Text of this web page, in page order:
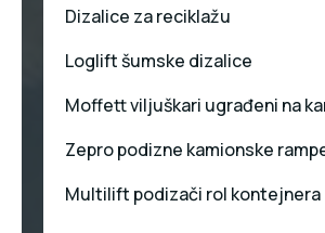
Dizalice za reciklažu
Loglift šumske dizalice
Moffett viljuškari ugrađeni na
Zepro podizne kamionske
Multilift podizači rol kontejnera